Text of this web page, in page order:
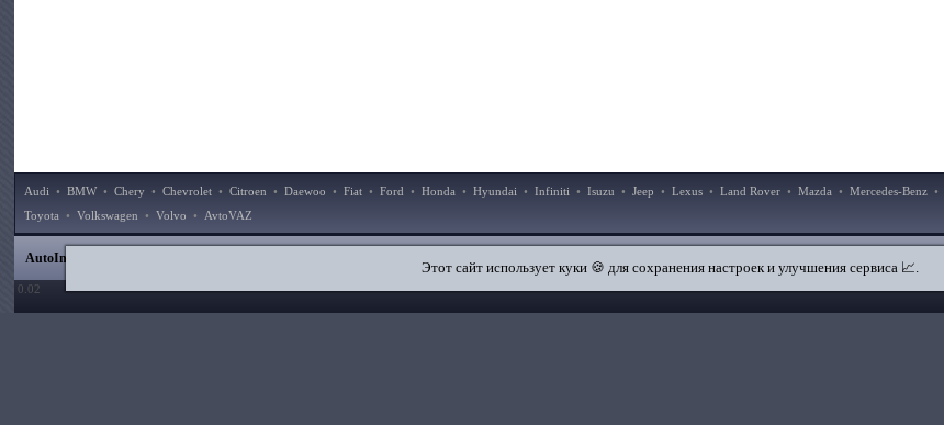
Audi • BMW • Chery • Chevrolet • Citroen • Daewoo • Fiat • Ford • Honda • Hyundai • Infiniti • Isuzu • Jeep • Lexus • Land Rover • Mazda • Mercedes-Benz •
Toyota • Volkswagen • Volvo • AvtoVAZ
AutoInstruction.ru Добавить в закладки
0.02
Этот сайт использует куки 🍪 для сохранения настроек и улучшения сервиса 📈.